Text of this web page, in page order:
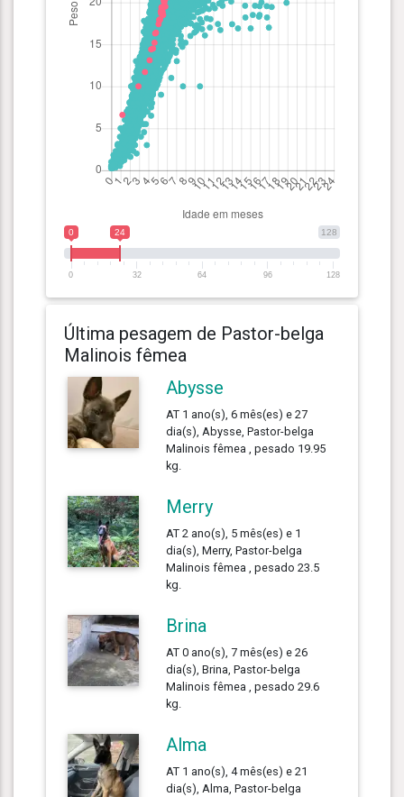
128
0 24
0 32 64 96 128
Última pesagem de Pastor-belga
Malinois fêmea
Abysse
AT 1 ano(s), 6 mês(es) e 27
dia(s), Abysse, Pastor-belga
Malinois fêmea , pesado 19.95
kg.
Merry
AT 2 ano(s), 5 mês(es) e 1
dia(s), Merry, Pastor-belga
Malinois fêmea , pesado 23.5
kg.
Brina
AT 0 ano(s), 7 mês(es) e 26
dia(s), Brina, Pastor-belga
Malinois fêmea , pesado 29.6
kg.
Alma
AT 1 ano(s), 4 mês(es) e 21
dia(s), Alma, Pastor-belga